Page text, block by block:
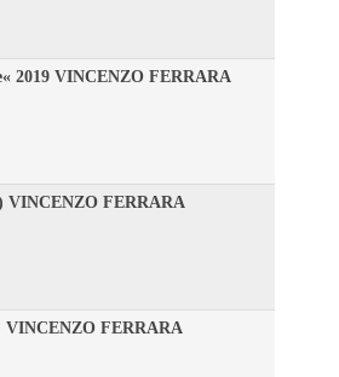
2019 VINCENZO FERRARA
VINCENZO FERRARA
VINCENZO FERRARA